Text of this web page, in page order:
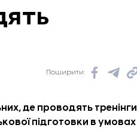
Поширити:
де проводять тренінги
підготовки в умовах